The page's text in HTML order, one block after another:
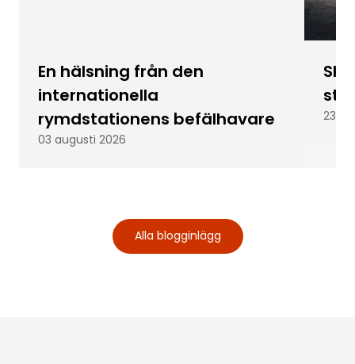
En hälsning från den
internationella
rymdstationens befälhavare
03 augusti 2026
23
Alla blogginlägg